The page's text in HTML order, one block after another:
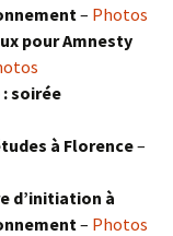
– Photos
pour Amnesty
soirée
à Florence–
d’initiation à
– Photos